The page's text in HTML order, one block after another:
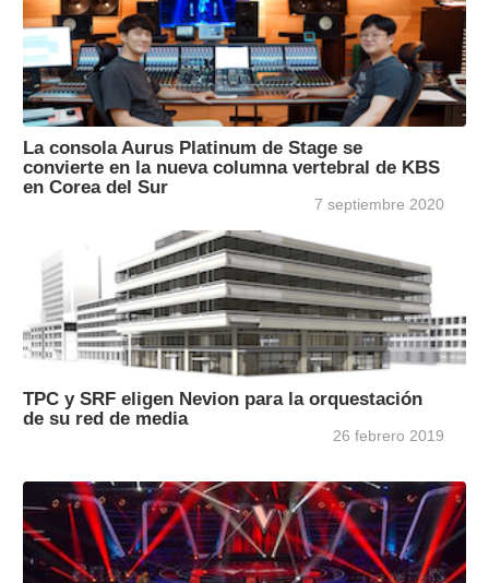
La consola Aurus Platinum de Stage se
convierte en la nueva columna vertebral de KBS
en Corea del Sur
7 septiembre 2020
TPC y SRF eligen Nevion para la orquestación
de su red de media
26 febrero 2019